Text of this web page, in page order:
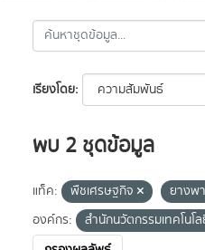
เรียงโดย
พบ 2 ชุดข้อมูล
แท็ค: พืชเศรษฐกิจ ยางพ
องค์กร:
สำนักนวัตกรรมเทคโนโ